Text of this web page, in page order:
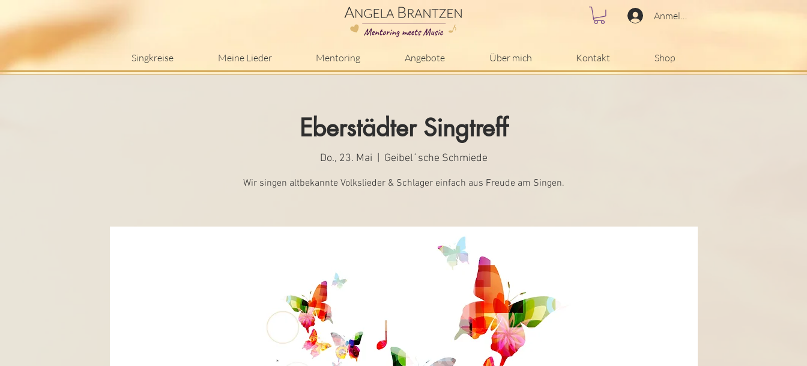
Anmelden
Singkreise Meine Lieder Mentoring Angebote Über mich Kontakt Shop
Eberstädter Singtreff
Do., 23. Mai Geibel´sche Schmiede
Wir singen altbekannte Volkslieder & Schlager einfach aus Freude am Singen.